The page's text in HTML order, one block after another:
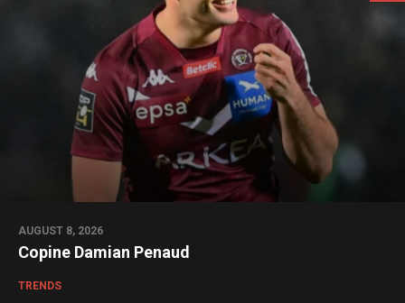
AUGUST 8, 2026
Copine Damian Penaud
TRENDS